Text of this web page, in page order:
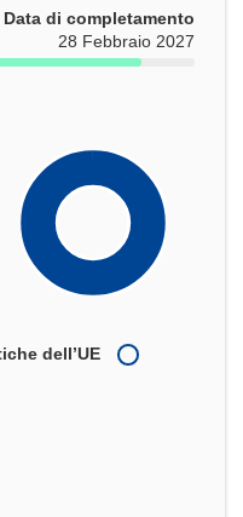
Data di completamento
28 Febbraio 2027
dell’UE